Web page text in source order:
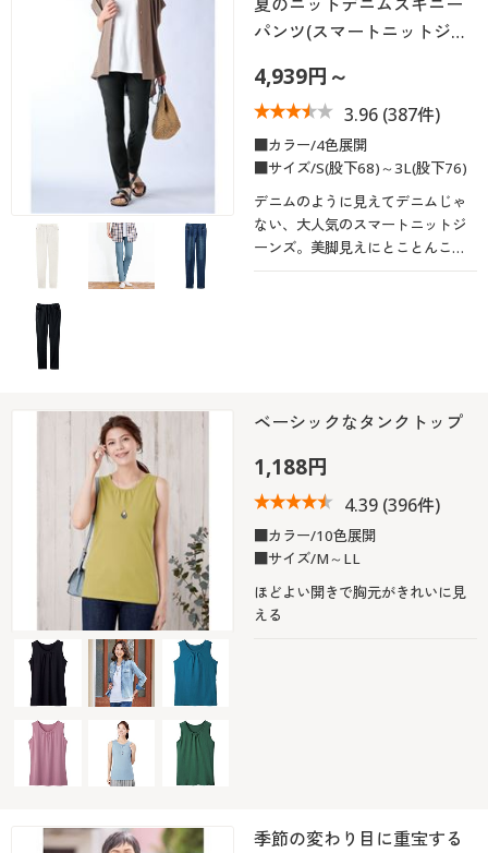
パンツ(スマートニットジ…
4,939円～
3.96(387件)
■カラー/4色展開
■サイズ/S(股下68)～3L(股下76)
デニムのように見えてデニムじゃ
ない、大人気のスマートニットジ
ーンズ。美脚見えにとことんこだ
わりつつ、動きやすさも兼ね備え
ベーシックなタンクトップ
1,188円
4.39(396件)
■カラー/10色展開
■サイズ/M～LL
ほどよい開きで胸元がきれいに見
える
季節の変わり目に重宝する